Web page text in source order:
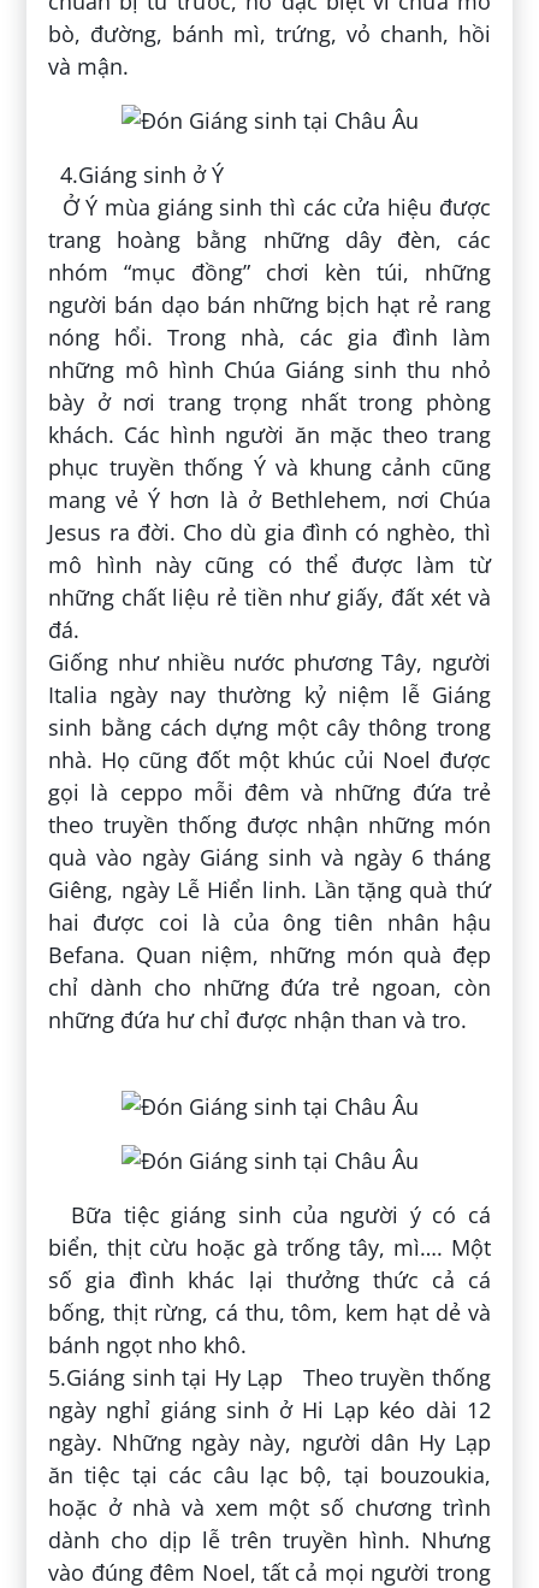
bò, đường, bánh mì, trứng, vỏ chanh, hồi
và mận.
4.Giáng sinh ở Ý
Ở Ý mùa giáng sinh thì các cửa hiệu được
trang hoàng bằng những dây đèn, các
nhóm “mục đồng” chơi kèn túi, những
người bán dạo bán những bịch hạt rẻ rang
nóng hổi.Trong nhà, các gia đình làm
những mô hình Chúa Giáng sinh thu nhỏ
bày ở nơi trang trọng nhất trong phòng
khách. Các hình người ăn mặc theo trang
phục truyền thống Ý và khung cảnh cũng
mang vẻ Ý hơn là ở Bethlehem, nơi Chúa
Jesus ra đời. Cho dù gia đình có nghèo, thì
mô hình này cũng có thể được làm từ
những chất liệu rẻ tiền như giấy, đất xét và
đá.
Giống như nhiều nước phương Tây, người
Italia ngày nay thường kỷ niệm lễ Giáng
sinh bằng cách dựng một cây thông trong
nhà. Họ cũng đốt một khúc củi Noel được
gọi là ceppo mỗi đêm và những đứa trẻ
theo truyền thống được nhận những món
quà vào ngày Giáng sinh và ngày 6 tháng
Giêng, ngày Lễ Hiển linh. Lần tặng quà thứ
hai được coi là của ông tiên nhân hậu
Befana. Quan niệm, những món quà đẹp
chỉ dành cho những đứa trẻ ngoan, còn
những đứa hư chỉ được nhận than và tro.
Bữa tiệc giáng sinh của người ý có cá
biển, thịt cừu hoặc gà trống tây, mì…. Một
số gia đình khác lại thưởng thức cả cá
bống, thịt rừng, cá thu, tôm, kem hạt dẻ và
bánh ngọt nho khô.
5.Giáng sinh tại Hy Lạp Theo truyền thống
ngày nghỉ giáng sinh ở Hi Lạp kéo dài 12
ngày. Những ngày này, người dân Hy Lạp
ăn tiệc tại các câu lạc bộ, tại bouzoukia,
hoặc ở nhà và xem một số chương trình
dành cho dịp lễ trên truyền hình. Nhưng
vào đúng đêm Noel, tất cả mọi người trong